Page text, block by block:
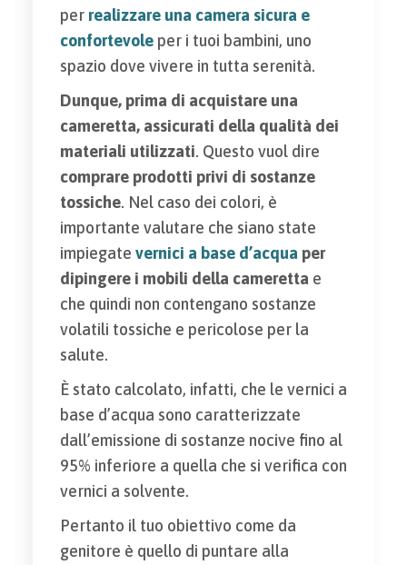
per realizzare una camera sicura e
confortevoleper i tuoi bambini, uno
spazio dove vivere in tutta serenità.
Dunque, prima di acquistare una
cameretta, assicurati della qualità dei
materiali utilizzati. Questo vuol dire
comprare prodotti privi di sostanze
tossiche. Nel caso dei colori, è
importante valutare che siano state
impiegate vernici a base d’acqua per
dipingere i mobili della cameretta e
che quindi non contengano sostanze
volatili tossiche e pericolose per la
salute.
È stato calcolato, infatti, che le vernici a
base d’acqua sono caratterizzate
dall’emissione di sostanze nocive fino al
95% inferiore a quella che si verifica con
vernici a solvente.
Pertanto il tuo obiettivo come da
genitore è quello di puntare alla